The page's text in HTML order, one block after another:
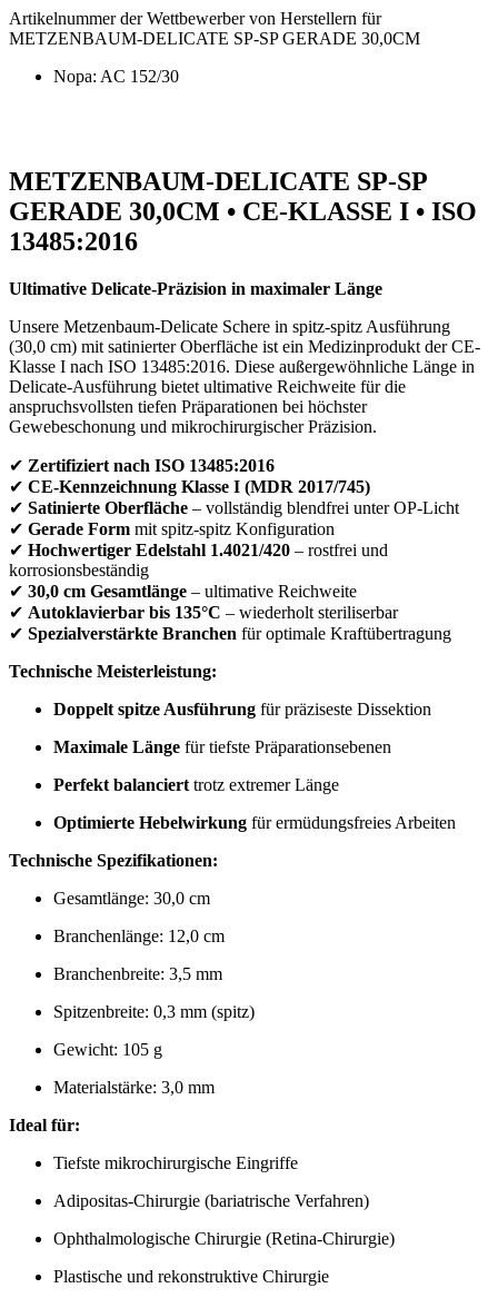
Artikelnummer der Wettbewerber von Herstellern für
METZENBAUM-DELICATE SP-SP GERADE 30,0CM
Nopa: AC 152/30
METZENBAUM-DELICATE SP-SP
GERADE 30,0CM • CE-KLASSE I • ISO
13485:2016
Ultimative Delicate-Präzision in maximaler Länge
Unsere Metzenbaum-Delicate Schere in spitz-spitz Ausführung
(30,0 cm) mit satinierter Oberfläche ist ein Medizinprodukt der CE-
Klasse I nach ISO 13485:2016. Diese außergewöhnliche Länge in
Delicate-Ausführung bietet ultimative Reichweite für die
anspruchsvollsten tiefen Präparationen bei höchster
Gewebeschonung und mikrochirurgischer Präzision.
✔ Zertifiziert nach ISO 13485:2016
✔ CE-Kennzeichnung Klasse I (MDR 2017/745)
✔ Satinierte Oberfläche – vollständig blendfrei unter OP-Licht
✔ Gerade Form mit spitz-spitz Konfiguration
✔ Hochwertiger Edelstahl 1.4021/420 – rostfrei und
korrosionsbeständig
✔ 30,0 cm Gesamtlänge – ultimative Reichweite
✔ Autoklavierbar bis 135°C – wiederholt steriliserbar
✔ Spezialverstärkte Branchen für optimale Kraftübertragung
Technische Meisterleistung:
Doppelt spitze Ausführung für präziseste Dissektion
Maximale Länge für tiefste Präparationsebenen
Perfekt balanciert trotz extremer Länge
Optimierte Hebelwirkung für ermüdungsfreies Arbeiten
Technische Spezifikationen:
Gesamtlänge: 30,0 cm
Branchenlänge: 12,0 cm
Branchenbreite: 3,5 mm
Spitzenbreite: 0,3 mm (spitz)
Gewicht: 105 g
Materialstärke: 3,0 mm
Ideal für:
Tiefste mikrochirurgische Eingriffe
Adipositas-Chirurgie (bariatrische Verfahren)
Ophthalmologische Chirurgie (Retina-Chirurgie)
Plastische und rekonstruktive Chirurgie